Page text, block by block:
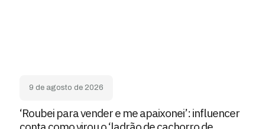
9 de agosto de 2026
‘Roubei para vender e me apaixonei’: influencer